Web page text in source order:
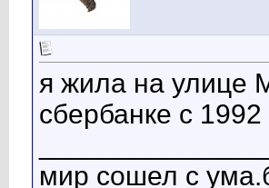
я жила на улице
сбербанке с
мир сошел с